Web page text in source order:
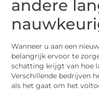
andere
Wanneer u aan een
belangrijk ervoor te
schatting krijgt van hoe
Verschillende bedrijven
als het gaat om het